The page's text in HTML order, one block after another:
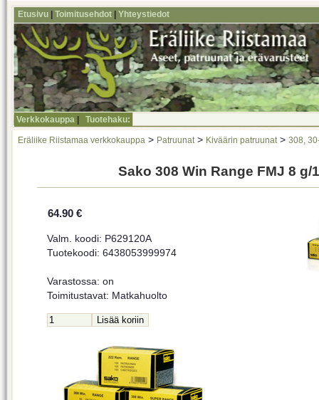
Etusivu Toimitusehdot Yhteystiedot
Verkkokauppa Tuotehaku:
Eräliike Riistamaa verkkokauppa > Patruunat > Kiväärin patruunat > 308,
Sako 308 Win Range FMJ 8 g/
64.90 €
Valm. koodi: P629120A
Tuotekoodi: 6438053999974
Varastossa: on
Toimitustavat: Matkahuolto